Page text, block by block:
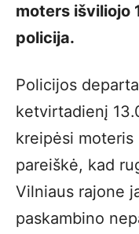
moters išviliojo
policija.
Policijos
ketvirtadienį
kreipėsi moteris
pareiškė, kad
Vilniaus rajone
paskambino